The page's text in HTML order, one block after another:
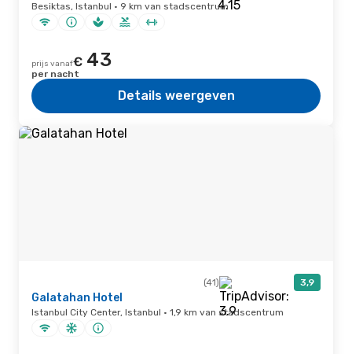
Besiktas, Istanbul · 9 km van stadscentrum
prijs vanaf€ 43
per nacht
Details weergeven
(41) 3,9
Galatahan Hotel
Istanbul City Center, Istanbul · 1,9 km van stadscentrum